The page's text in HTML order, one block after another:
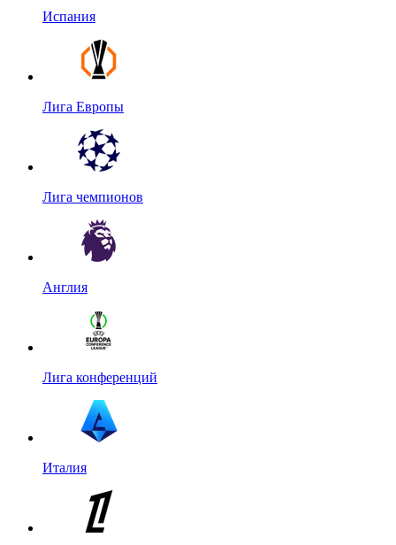
Испания
Лига Европы
Лига чемпионов
Англия
Лига конференций
Италия